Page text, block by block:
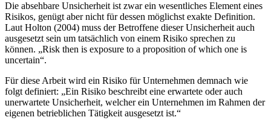
Die absehbare Unsicherheit ist zwar ein wesentliches Element eines
Risikos, genügt aber nicht für dessen möglichst exakte Definition.
Laut Holton (2004) muss der Betroffene dieser Unsicherheit auch
ausgesetzt sein um tatsächlich von einem Risiko sprechen zu
können. „Risk then is exposure to a proposition of which one is
uncertain“.
Für diese Arbeit wird ein Risiko für Unternehmen demnach wie
folgt definiert: „Ein Risiko beschreibt eine erwartete oder auch
unerwartete Unsicherheit, welcher ein Unternehmen im Rahmen der
eigenen betrieblichen Tätigkeit ausgesetzt ist.“